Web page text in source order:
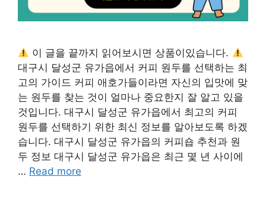
이 글을 끝까지 읽어보시면 상품이있습니다.
대구시 달성군 유가읍에서 커피 원두를 선택하는 최
고의 가이드 커피 애호가들이라면 자신의 입맛에 맞
는 원두를 찾는 것이 얼마나 중요한지 잘 알고 있을
것입니다. 대구시 달성군 유가읍에서 최고의 커피
원두를 선택하기 위한 최신 정보를 알아보도록 하겠
습니다. 대구시 달성군 유가읍의 커피숍 추천과 원
두 정보 대구시 달성군 유가읍은 최근 몇 년 사이에
… Read more